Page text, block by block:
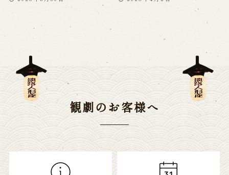
観劇のお客様へ